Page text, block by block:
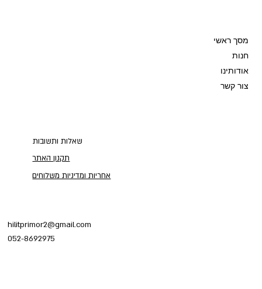
מסך ראשי
חנות
אודותינו
צור קשר
שאלות ותשובות
תקנון האתר
אחריות ומדיניות משלוחים
hilitprimor2@gmail.com
052-8692975